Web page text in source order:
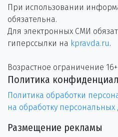
При использовании
обязательна.
Для электронных СМИ
гиперссылки на kpravda.ru.
Возрастное ограничение 16+
Политика
Политика обработки
на обработку
Размещение рекламы